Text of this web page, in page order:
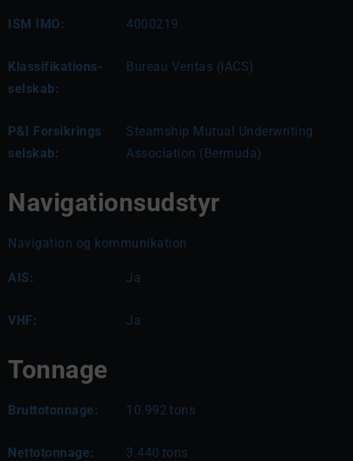
ISM IMO: 4000219
Klassifikations-
selskab:
Bureau Veritas (IACS)
P&I Forsikrings
selskab:
Steamship Mutual Underwriting
Association (Bermuda)
Navigationsudstyr
Navigation og kommunikation
AIS: Ja
VHF: Ja
Tonnage
Bruttotonnage: 10.992 tons
Nettotonnage: 3.440 tons